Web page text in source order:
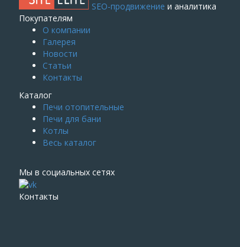
SEO-продвижение и аналитика
Покупателям
О компании
Галерея
Новости
Статьи
Контакты
Каталог
Печи отопительные
Печи для бани
Котлы
Весь каталог
Мы в социальных сетях
Контакты